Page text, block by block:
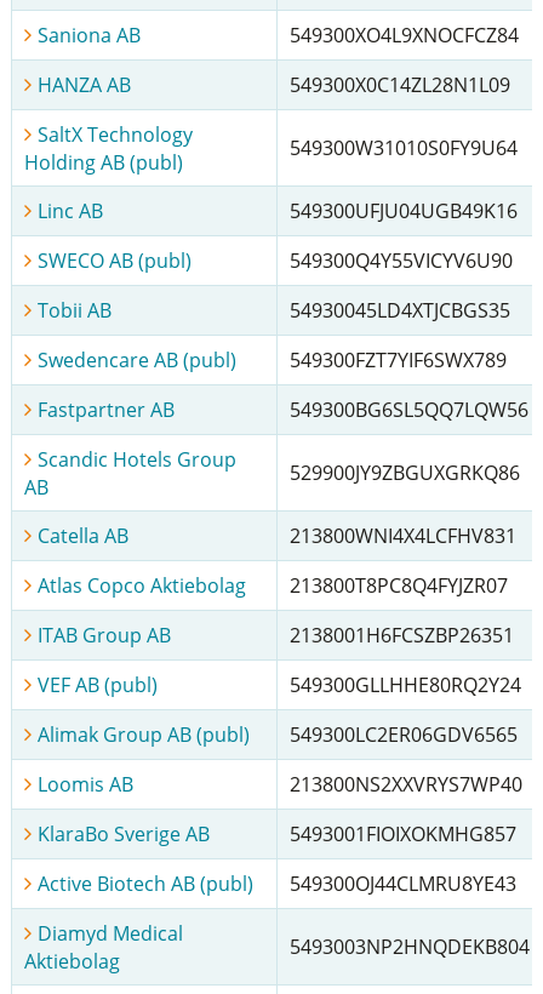
Saniona AB
549300XO4L9XNOCFCZ84
HANZA AB
549300X0C14ZL28N1L09
SaltX Technology
Holding AB (publ)
549300W31010S0FY9U64
Linc AB
549300UFJU04UGB49K16
SWECO AB (publ)
549300Q4Y55VICYV6U90
Tobii AB
54930045LD4XTJCBGS35
Swedencare AB (publ)
549300FZT7YIF6SWX789
Fastpartner AB
549300BG6SL5QQ7LQW56
Scandic Hotels Group
AB
529900JY9ZBGUXGRKQ86
Catella AB
213800WNI4X4LCFHV831
Atlas Copco Aktiebolag
213800T8PC8Q4FYJZR07
ITAB Group AB
2138001H6FCSZBP26351
VEF AB (publ)
549300GLLHHE80RQ2Y24
Alimak Group AB (publ)
549300LC2ER06GDV6565
Loomis AB
213800NS2XXVRYS7WP40
KlaraBo Sverige AB
5493001FIOIXOKMHG857
Active Biotech AB (publ)
549300OJ44CLMRU8YE43
Diamyd Medical
Aktiebolag
5493003NP2HNQDEKB804